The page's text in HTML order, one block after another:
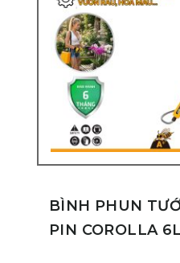
BÌNH PHUN
PIN COROLLA 6L